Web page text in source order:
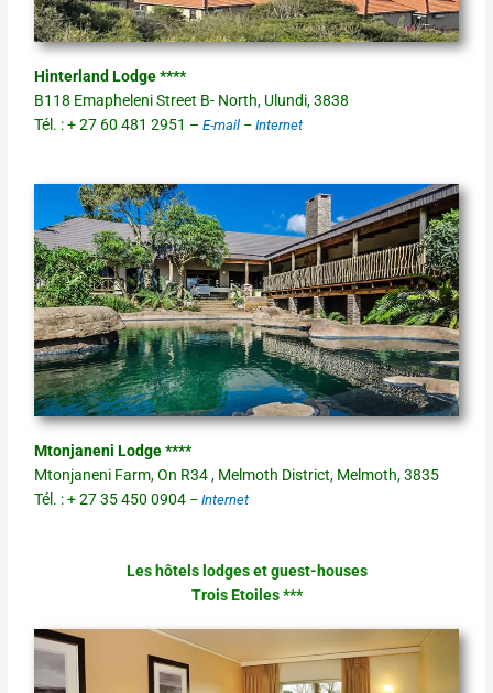
Hinterland Lodge ****
B118 Emapheleni Street B- North, Ulundi, 3838
Tél. : + 27 60 481 2951 –E-mail –Internet
Mtonjaneni Lodge ****
Mtonjaneni Farm, On R34 , Melmoth District, Melmoth, 3835
Tél. : + 27 35 450 0904 –Internet
Les hôtels lodges et guest-houses
Trois Etoiles ***